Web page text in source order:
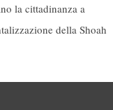
la cittadinanza a
della Shoah